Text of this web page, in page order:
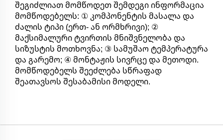
შეგიძლიათ მომწოდეთ შემდეგი ინფორმაცია
მომწოდებელს: ① კომპონენტის მასალა და
ძალის ტიპი (ერთ- ან ორმხრივი); ②
მაქსიმალური ტვირთის მნიშვნელობა და
სიზუსტის მოთხოვნა; ③ სამუშაო ტემპერატურა
და გარემო; ④ მონტაჟის სივრცე და მეთოდი.
მომწოდებელს შეეძლება სწრაფად
შეათავსოს შესაბამისი მოდელი.